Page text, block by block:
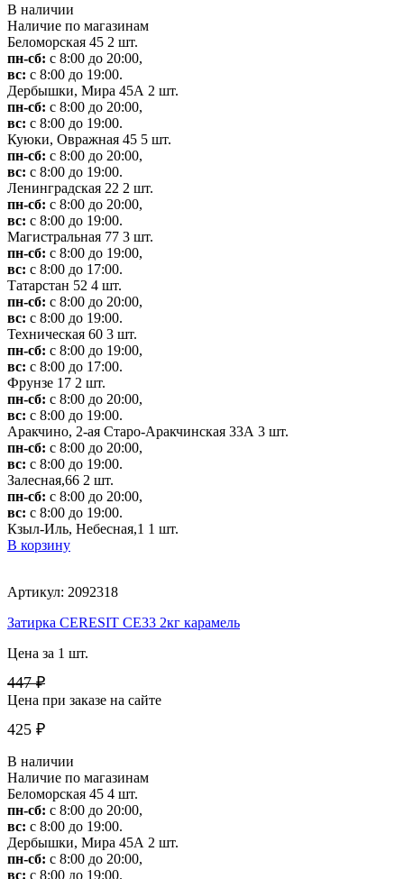
В наличии
Наличие по магазинам
Беломорская 45 2 шт.
пн-сб: с 8:00 до 20:00,
вс: с 8:00 до 19:00.
Дербышки, Мира 45А 2 шт.
пн-сб: с 8:00 до 20:00,
вс: с 8:00 до 19:00.
Куюки, Овражная 45 5 шт.
пн-сб: с 8:00 до 20:00,
вс: с 8:00 до 19:00.
Ленинградская 22 2 шт.
пн-сб: с 8:00 до 20:00,
вс: с 8:00 до 19:00.
Магистральная 77 3 шт.
пн-сб: с 8:00 до 19:00,
вс: с 8:00 до 17:00.
Татарстан 52 4 шт.
пн-сб: с 8:00 до 20:00,
вс: с 8:00 до 19:00.
Техническая 60 3 шт.
пн-сб: с 8:00 до 19:00,
вс: с 8:00 до 17:00.
Фрунзе 17 2 шт.
пн-сб: с 8:00 до 20:00,
вс: с 8:00 до 19:00.
Аракчино, 2-ая Старо-Аракчинская 33А 3 шт.
пн-сб: с 8:00 до 20:00,
вс: с 8:00 до 19:00.
Залесная,66 2 шт.
пн-сб: с 8:00 до 20:00,
вс: с 8:00 до 19:00.
Кзыл-Иль, Небесная,1 1 шт.
В корзину
Артикул: 2092318
Затирка CERESIT CE33 2кг карамель
Цена за 1 шт.
447 ₽
Цена при заказе на сайте
425 ₽
В наличии
Наличие по магазинам
Беломорская 45 4 шт.
пн-сб: с 8:00 до 20:00,
вс: с 8:00 до 19:00.
Дербышки, Мира 45А 2 шт.
пн-сб: с 8:00 до 20:00,
вс: с 8:00 до 19:00.